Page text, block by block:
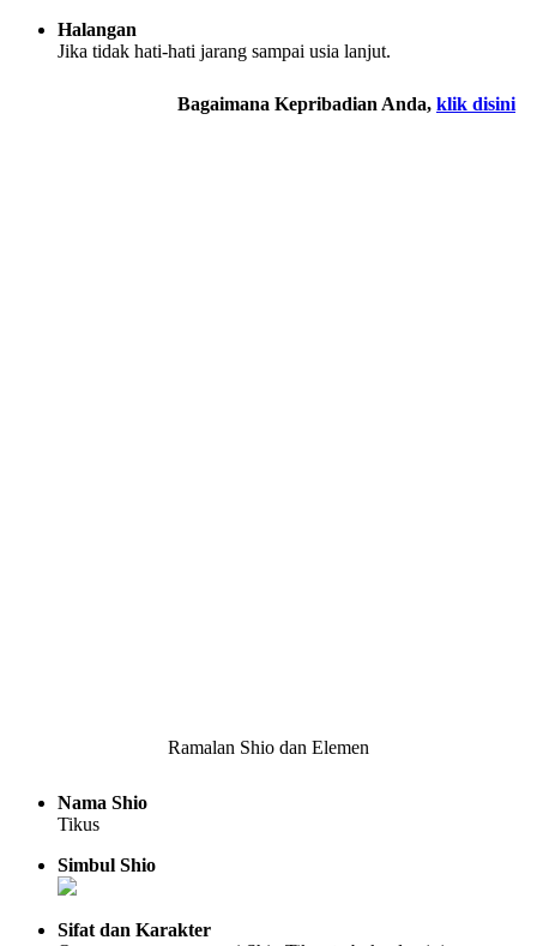
Halangan
Jika tidak hati-hati jarang sampai usia lanjut.
Bagaimana Kepribadian Anda, klik disini
Ramalan Shio dan Elemen
Nama Shio
Tikus
Simbul Shio
Sifat dan Karakter